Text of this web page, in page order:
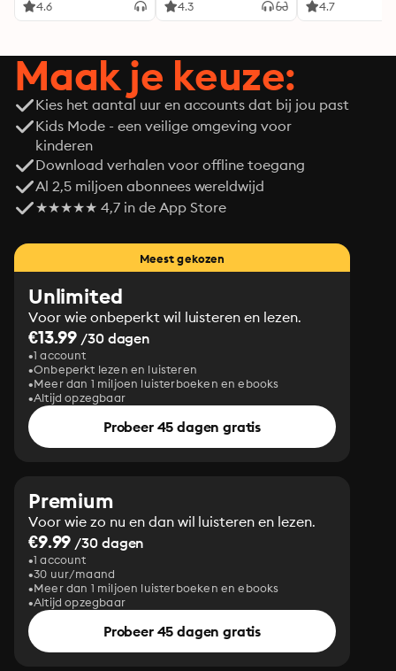
4.6 4.3 4.7
Maak je keuze:
Kies het aantal uur en accounts dat bij jou past
Kids Mode - een veilige omgeving voor
kinderen
Download verhalen voor offline toegang
Al 2,5 miljoen abonnees wereldwijd
★★★★★ 4,7 in de App Store
Meest gekozen
Unlimited
Voor wie onbeperkt wil luisteren en lezen.
€13.99 /30 dagen
1 account
Onbeperkt lezen en luisteren
Meer dan 1 miljoen luisterboeken en ebooks
Altijd opzegbaar
Probeer 45 dagen gratis
Premium
Voor wie zo nu en dan wil luisteren en lezen.
€9.99 /30 dagen
1 account
30 uur/maand
Meer dan 1 miljoen luisterboeken en ebooks
Altijd opzegbaar
Probeer 45 dagen gratis